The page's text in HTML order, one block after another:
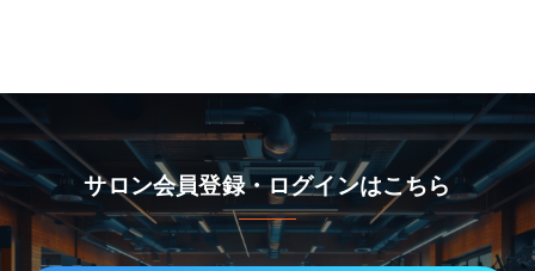
サロン会員登録・ログインはこちら